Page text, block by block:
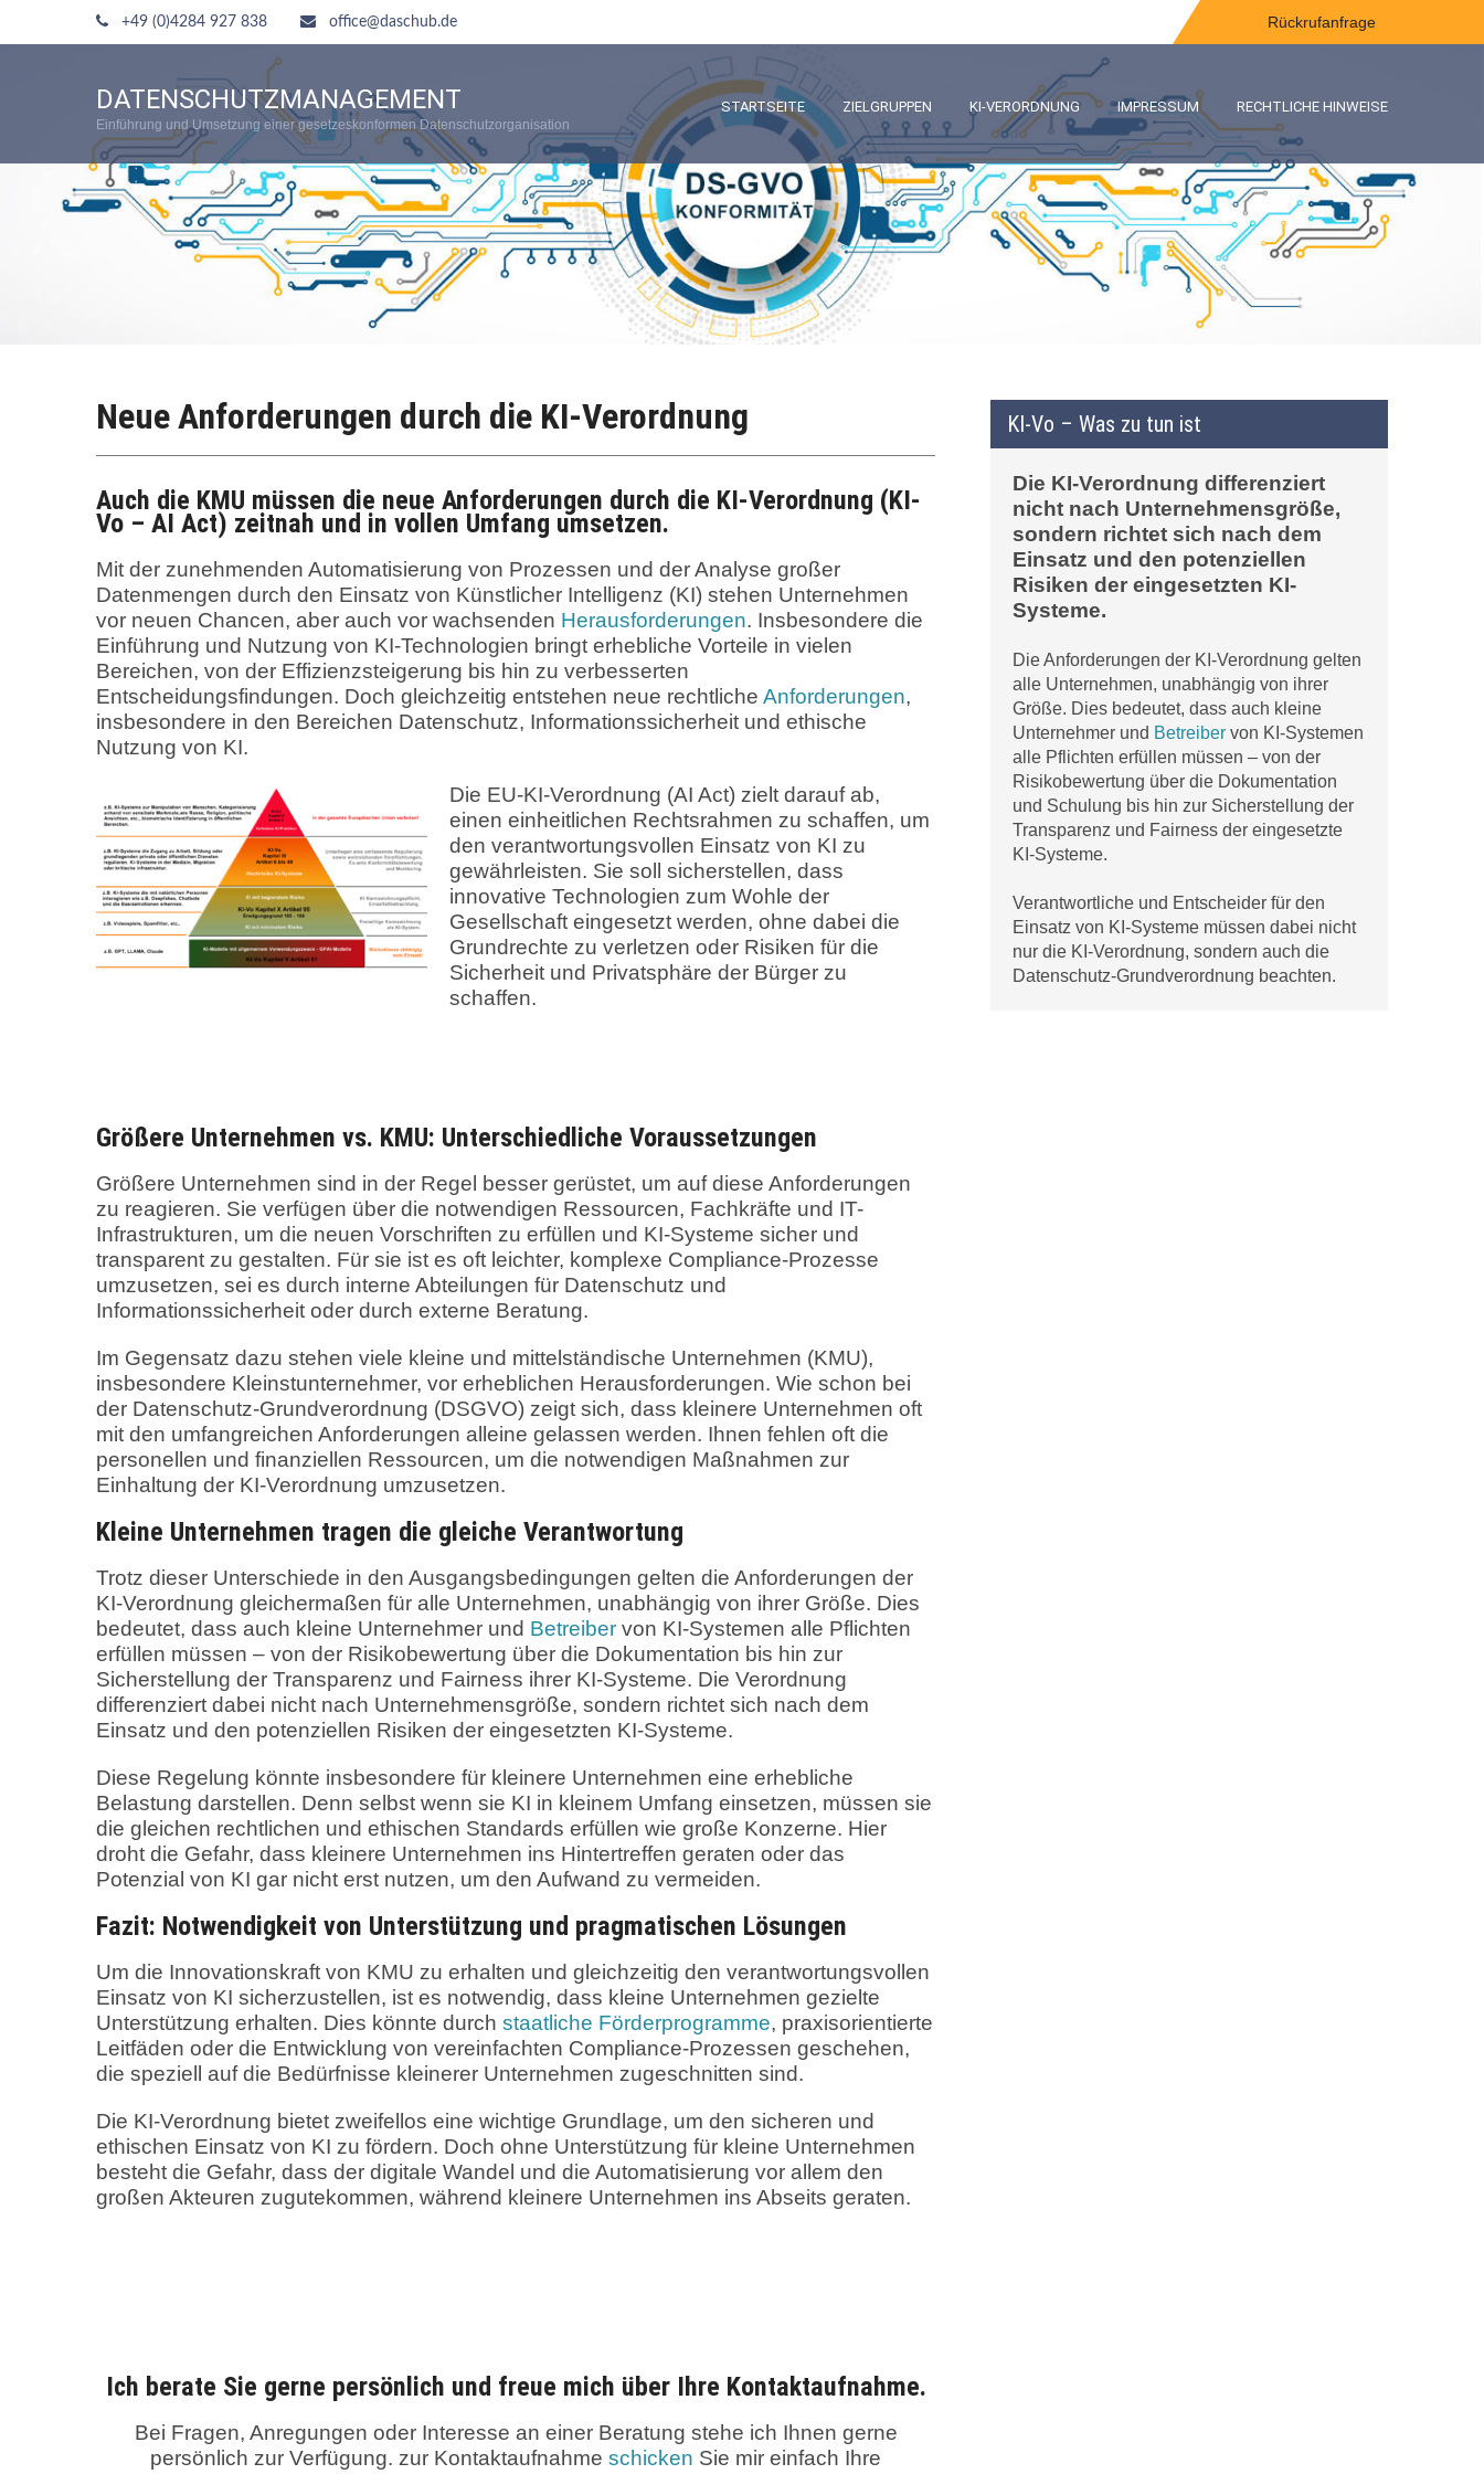
+49 (0)4284 927 838 office@daschub.de Rückrufanfrage
DATENSCHUTZMANAGEMENT
Einführung und Umsetzung einer gesetzeskonformen Datenschutzorganisation
STARTSEITE ZIELGRUPPEN KI-VERORDNUNG IMPRESSUM RECHTLICHE HINWEISE
Neue Anforderungen durch die KI-Verordnung
Auch die KMU müssen die neue Anforderungen durch die KI-Verordnung (KI-
Vo – AI Act) zeitnah und in vollen Umfang umsetzen.
Mit der zunehmenden Automatisierung von Prozessen und der Analyse großer
Datenmengen durch den Einsatz von Künstlicher Intelligenz (KI) stehen Unternehmen
vor neuen Chancen, aber auch vor wachsenden Herausforderungen. Insbesondere die
Einführung und Nutzung von KI-Technologien bringt erhebliche Vorteile in vielen
Bereichen, von der Effizienzsteigerung bis hin zu verbesserten
Entscheidungsfindungen. Doch gleichzeitig entstehen neue rechtliche Anforderungen,
insbesondere in den Bereichen Datenschutz, Informationssicherheit und ethische
Nutzung von KI.
Die EU-KI-Verordnung (AI Act) zielt darauf ab,
einen einheitlichen Rechtsrahmen zu schaffen, um
den verantwortungsvollen Einsatz von KI zu
gewährleisten. Sie soll sicherstellen, dass
innovative Technologien zum Wohle der
Gesellschaft eingesetzt werden, ohne dabei die
Grundrechte zu verletzen oder Risiken für die
Sicherheit und Privatsphäre der Bürger zu
schaffen.
Größere Unternehmen vs. KMU: Unterschiedliche Voraussetzungen
Größere Unternehmen sind in der Regel besser gerüstet, um auf diese Anforderungen
zu reagieren. Sie verfügen über die notwendigen Ressourcen, Fachkräfte und IT-
Infrastrukturen, um die neuen Vorschriften zu erfüllen und KI-Systeme sicher und
transparent zu gestalten. Für sie ist es oft leichter, komplexe Compliance-Prozesse
umzusetzen, sei es durch interne Abteilungen für Datenschutz und
Informationssicherheit oder durch externe Beratung.
Im Gegensatz dazu stehen viele kleine und mittelständische Unternehmen (KMU),
insbesondere Kleinstunternehmer, vor erheblichen Herausforderungen. Wie schon bei
der Datenschutz-Grundverordnung (DSGVO) zeigt sich, dass kleinere Unternehmen oft
mit den umfangreichen Anforderungen alleine gelassen werden. Ihnen fehlen oft die
personellen und finanziellen Ressourcen, um die notwendigen Maßnahmen zur
Einhaltung der KI-Verordnung umzusetzen.
Kleine Unternehmen tragen die gleiche Verantwortung
Trotz dieser Unterschiede in den Ausgangsbedingungen gelten die Anforderungen der
KI-Verordnung gleichermaßen für alle Unternehmen, unabhängig von ihrer Größe. Dies
bedeutet, dass auch kleine Unternehmer und Betreiber von KI-Systemen alle Pflichten
erfüllen müssen – von der Risikobewertung über die Dokumentation bis hin zur
Sicherstellung der Transparenz und Fairness ihrer KI-Systeme. Die Verordnung
differenziert dabei nicht nach Unternehmensgröße, sondern richtet sich nach dem
Einsatz und den potenziellen Risiken der eingesetzten KI-Systeme.
Diese Regelung könnte insbesondere für kleinere Unternehmen eine erhebliche
Belastung darstellen. Denn selbst wenn sie KI in kleinem Umfang einsetzen, müssen sie
die gleichen rechtlichen und ethischen Standards erfüllen wie große Konzerne. Hier
droht die Gefahr, dass kleinere Unternehmen ins Hintertreffen geraten oder das
Potenzial von KI gar nicht erst nutzen, um den Aufwand zu vermeiden.
Fazit: Notwendigkeit von Unterstützung und pragmatischen Lösungen
Um die Innovationskraft von KMU zu erhalten und gleichzeitig den verantwortungsvollen
Einsatz von KI sicherzustellen, ist es notwendig, dass kleine Unternehmen gezielte
Unterstützung erhalten. Dies könnte durch staatliche Förderprogramme, praxisorientierte
Leitfäden oder die Entwicklung von vereinfachten Compliance-Prozessen geschehen,
die speziell auf die Bedürfnisse kleinerer Unternehmen zugeschnitten sind.
Die KI-Verordnung bietet zweifellos eine wichtige Grundlage, um den sicheren und
ethischen Einsatz von KI zu fördern. Doch ohne Unterstützung für kleine Unternehmen
besteht die Gefahr, dass der digitale Wandel und die Automatisierung vor allem den
großen Akteuren zugutekommen, während kleinere Unternehmen ins Abseits geraten.
Ich berate Sie gerne persönlich und freue mich über Ihre Kontaktaufnahme.
Bei Fragen, Anregungen oder Interesse an einer Beratung stehe ich Ihnen gerne
persönlich zur Verfügung. zur Kontaktaufnahme schicken Sie mir einfach Ihre
KI-Vo – Was zu tun ist
Die KI-Verordnung differenziert
nicht nach Unternehmensgröße,
sondern richtet sich nach dem
Einsatz und den potenziellen
Risiken der eingesetzten KI-
Systeme.
Die Anforderungen der KI-Verordnung gelten
alle Unternehmen, unabhängig von ihrer
Größe. Dies bedeutet, dass auch kleine
Unternehmer und Betreiber von KI-Systemen
alle Pflichten erfüllen müssen – von der
Risikobewertung über die Dokumentation
und Schulung bis hin zur Sicherstellung der
Transparenz und Fairness der eingesetzte
KI-Systeme.
Verantwortliche und Entscheider für den
Einsatz von KI-Systeme müssen dabei nicht
nur die KI-Verordnung, sondern auch die
Datenschutz-Grundverordnung beachten.